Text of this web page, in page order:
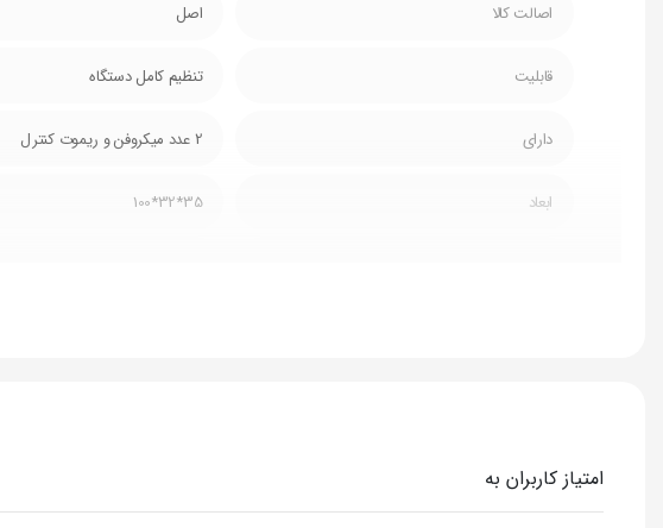
اصالت کالا اصل
قابلیت تنظیم کامل دستگاه
دارای 2 عدد میکروفن و ریموت کنترل
ابعاد 35*32*100
امتیاز کاربران به